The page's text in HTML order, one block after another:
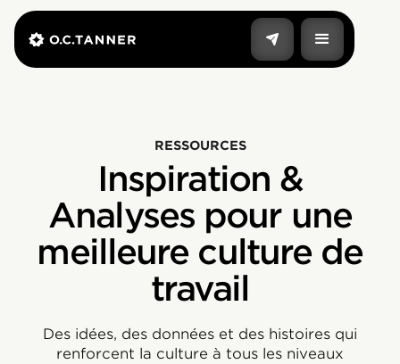
RESSOURCES
Inspiration &
Analyses pour une
meilleure culture de
travail
Des idées, des données et des histoires qui
renforcent la culture à tous les niveaux